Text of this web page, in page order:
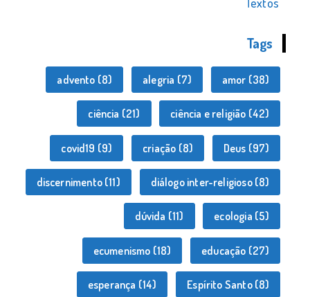
Tags
advento (8) alegria (7) amor (38)
ciência (21) ciência e religião (42)
covid19 (9) criação (8) Deus (97)
discernimento(11) diálogo inter-religioso(8)
dúvida (11) ecologia (5)
ecumenismo (18) educação (27)
esperança (14) Espírito Santo(8)